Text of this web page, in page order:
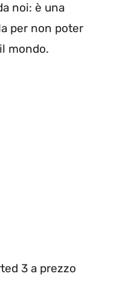
noi: è una
per non poter
mondo.
3 a prezzo